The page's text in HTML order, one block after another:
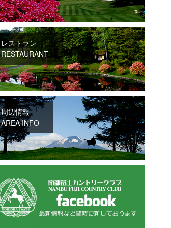
レストラン
RESTAURANT
周辺情報
AREA INFO